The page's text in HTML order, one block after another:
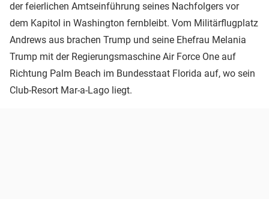
der feierlichen Amtseinführung seines Nachfolgers vor
dem Kapitol in Washington fernbleibt. Vom Militärflugplatz
Andrews aus brachen Trump und seine Ehefrau Melania
Trump mit der Regierungsmaschine Air Force One auf
Richtung Palm Beach im Bundesstaat Florida auf, wo sein
Club-Resort Mar-a-Lago liegt.